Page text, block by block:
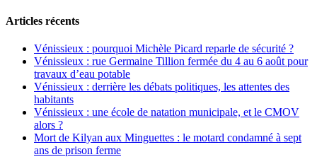
Articles récents
Vénissieux : pourquoi Michèle Picard reparle de sécurité ?
Vénissieux : rue Germaine Tillion fermée du 4 au 6 août pour
travaux d’eau potable
Vénissieux : derrière les débats politiques, les attentes des
habitants
Vénissieux : une école de natation municipale, et le CMOV
alors ?
Mort de Kilyan aux Minguettes : le motard condamné à sept
ans de prison ferme